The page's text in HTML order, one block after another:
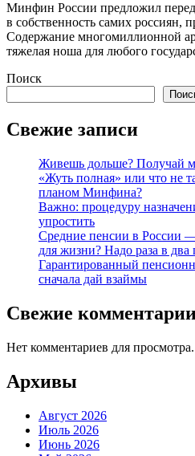
Минфин России предложил
в собственность самих россиян,
Содержание многомиллионной
тяжелая ноша для любого
Поиск
Свежие записи
Живешь дольше? Получай
«Жуть полная» или что не
планом Минфина?
Важно: процедуру
упростить
Средние пенсии в России
для жизни? Надо раза в два
Гарантированный
сначала дай взаймы
Свежие
Нет комментариев для просмотра.
Архивы
Август 2026
Июль 2026
Июнь 2026